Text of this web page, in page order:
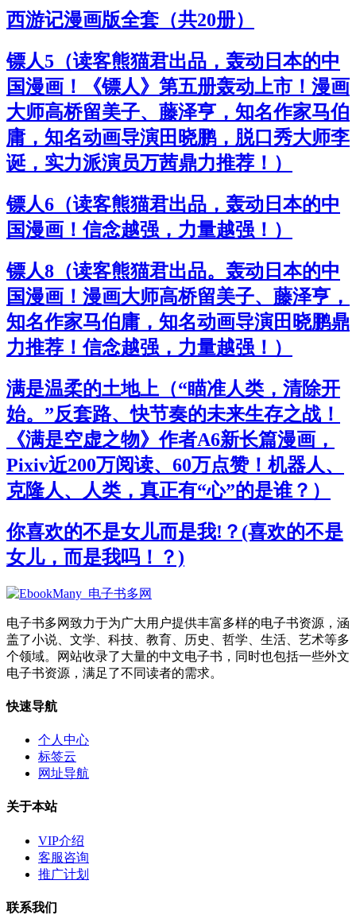
西游记漫画版全套（共20册）
镖人5（读客熊猫君出品，轰动日本的中
国漫画！《镖人》第五册轰动上市！漫画
大师高桥留美子、藤泽亨，知名作家马伯
庸，知名动画导演田晓鹏，脱口秀大师李
诞，实力派演员万茜鼎力推荐！）
镖人6（读客熊猫君出品，轰动日本的中
国漫画！信念越强，力量越强！）
镖人8（读客熊猫君出品。轰动日本的中
国漫画！漫画大师高桥留美子、藤泽亨，
知名作家马伯庸，知名动画导演田晓鹏鼎
力推荐！信念越强，力量越强！）
满是温柔的土地上（“瞄准人类，清除开
始。”反套路、快节奏的未来生存之战！
《满是空虚之物》作者A6新长篇漫画，
Pixiv近200万阅读、60万点赞！机器人、
克隆人、人类，真正有“心”的是谁？）
你喜欢的不是女儿而是我!？(喜欢的不是
女儿，而是我吗！？)
电子书多网致力于为广大用户提供丰富多样的电子书资源，涵
盖了小说、文学、科技、教育、历史、哲学、生活、艺术等多
个领域。网站收录了大量的中文电子书，同时也包括一些外文
电子书资源，满足了不同读者的需求。
快速导航
个人中心
标签云
网址导航
关于本站
VIP介绍
客服咨询
推广计划
联系我们